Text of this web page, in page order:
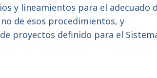
y lineamientos para el adecuado
de esos procedimientos, y
proyectos definido para el